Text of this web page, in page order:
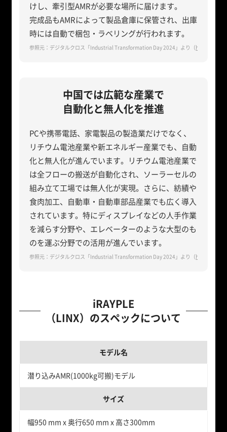
けし、牽引型AMRが必要な場所に届けます。
完成品もAMRによって製品倉庫に保管され、出庫
時には自動で梱包・ラベリングが行われます。
参照元：デジタルクロス「Industrial Transformation Day 2024」より（https://
中国では広範な産業で
自動化と無人化を推進
PCや携帯電話、家電製品の製造業だけでなく、
リチウム電池産業や新エネルギー産業でも、自動
化と無人化が進んでいます。リチウム電池産業で
は全フローの搬送が自動化され、ソーラーセルの
組み立て工場では無人化が実現。さらに、紡績や
食肉加工、自動車・自動車部品産業でも広く導入
されています。特にディスプレイなどの人手作業
を減らす分野や、エレベーターのような大型のも
のを運ぶ分野での活用が進んでいます。
参照元：デジタルクロス「Industrial Transformation Day 2024」より（https://
iRAYPLE
（LINX）のスペックについて
モデル名
潜り込みAMR(1000kg可搬)モデル
サイズ
幅950 mm x 奥行650 mm x 高さ300mm